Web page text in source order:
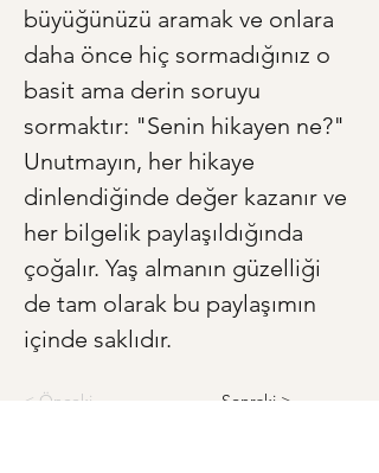
büyüğünüzü aramak ve onlara
daha önce hiç sormadığınız o
basit ama derin soruyu
sormaktır: "Senin hikayen ne?"
Unutmayın, her hikaye
dinlendiğinde değer kazanır ve
her bilgelik paylaşıldığında
çoğalır. Yaş almanın güzelliği
de tam olarak bu paylaşımın
içinde saklıdır.
< Önceki Sonraki >